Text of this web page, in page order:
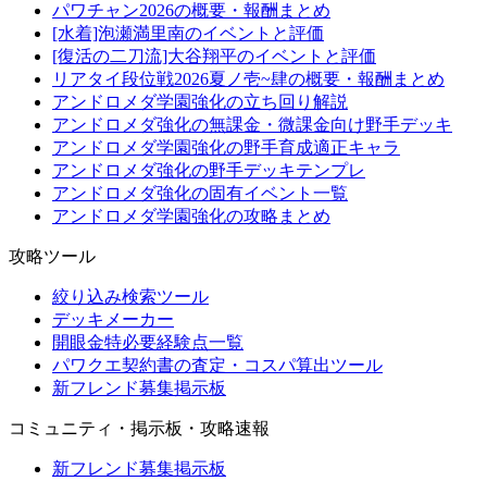
パワチャン2026の概要・報酬まとめ
[水着]泡瀬満里南のイベントと評価
[復活の二刀流]大谷翔平のイベントと評価
リアタイ段位戦2026夏ノ壱~肆の概要・報酬まとめ
アンドロメダ学園強化の立ち回り解説
アンドロメダ強化の無課金・微課金向け野手デッキ
アンドロメダ学園強化の野手育成適正キャラ
アンドロメダ強化の野手デッキテンプレ
アンドロメダ強化の固有イベント一覧
アンドロメダ学園強化の攻略まとめ
攻略ツール
絞り込み検索ツール
デッキメーカー
開眼金特必要経験点一覧
パワクエ契約書の査定・コスパ算出ツール
新フレンド募集掲示板
コミュニティ・掲示板・攻略速報
新フレンド募集掲示板